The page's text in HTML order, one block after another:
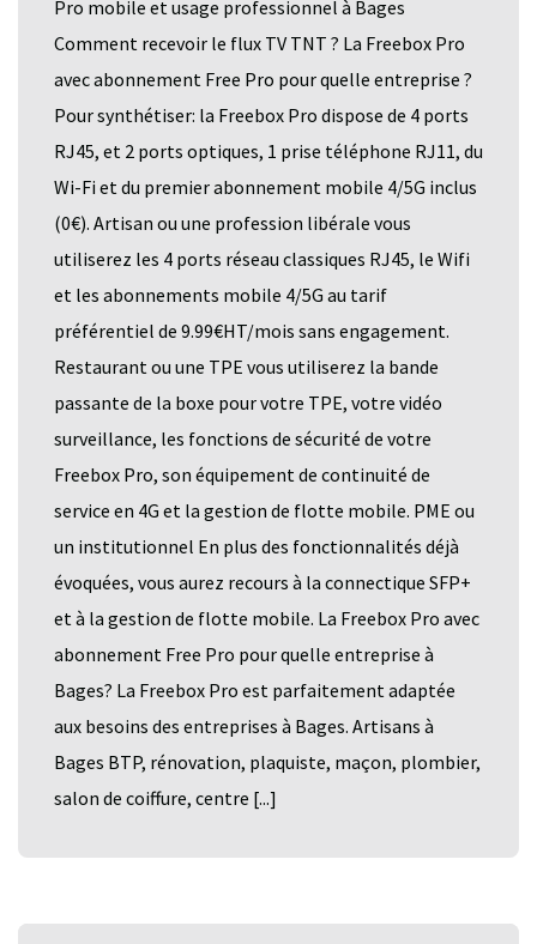
Pro mobile et usage professionnel à Bages
Comment recevoir le flux TV TNT ? La Freebox Pro
avec abonnement Free Pro pour quelle entreprise ?
Pour synthétiser: la Freebox Pro dispose de 4 ports
RJ45, et 2 ports optiques, 1 prise téléphone RJ11, du
Wi-Fi et du premier abonnement mobile 4/5G inclus
(0€). Artisan ou une profession libérale vous
utiliserez les 4 ports réseau classiques RJ45, le Wifi
et les abonnements mobile 4/5G au tarif
préférentiel de 9.99€HT/mois sans engagement.
Restaurant ou une TPE vous utiliserez la bande
passante de la boxe pour votre TPE, votre vidéo
surveillance, les fonctions de sécurité de votre
Freebox Pro, son équipement de continuité de
service en 4G et la gestion de flotte mobile. PME ou
un institutionnel En plus des fonctionnalités déjà
évoquées, vous aurez recours à la connectique SFP+
et à la gestion de flotte mobile. La Freebox Pro avec
abonnement Free Pro pour quelle entreprise à
Bages? La Freebox Pro est parfaitement adaptée
aux besoins des entreprises à Bages. Artisans à
Bages BTP, rénovation, plaquiste, maçon, plombier,
salon de coiffure, centre [...]